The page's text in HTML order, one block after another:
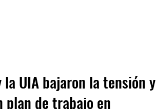
la UIA bajaron la tensión y
plan de trabajo en